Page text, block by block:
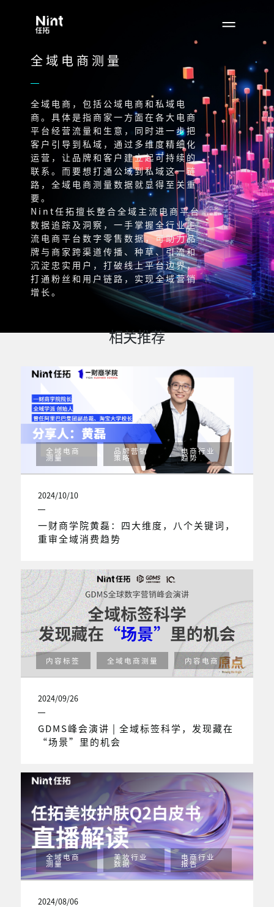
全域电商测量
全域电商，包括公域电商和私域电
商。具体是指商家一方面在各大电商
平台经营流量和生意，同时进一步把
客户引导到私域，通过多维度精细化
运营，让品牌和客户建立起可持续的
联系。而要想打通公域到私域这一链
路，全域电商测量数据就显得至关重
要。
Nint任拓擅长整合全域主流电商平台
数据追踪及洞察，一手掌握全行业主
流电商平台数字零售数据，可助力品
牌与商家跨渠道传播、种草、引流和
沉淀忠实用户，打破线上平台边界，
打通粉丝和用户链路，实现全域营销
增长。
相关推荐
全域电商
测量
品牌营销
策略
电商行业
趋势
2024/10/10
一财商学院黄磊：四大维度，八个关键词，
重审全域消费趋势
内容标签 全域电商测量 内容电商
2024/09/26
GDMS峰会演讲 | 全域标签科学，发现藏在
“场景”里的机会
全域电商
测量
美妆行业
数据
电商行业
报告
2024/08/06